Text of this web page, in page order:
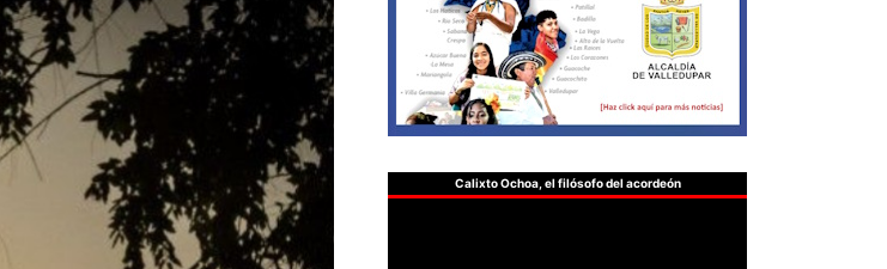
Calixto Ochoa, el filósofo del acordeón